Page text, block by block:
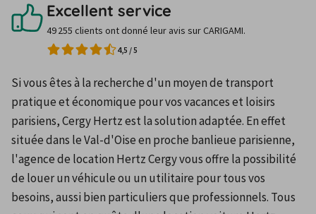
Excellent service
49 255 clients ont donné leur avis sur CARIGAMI.
4,5 /5
Si vous êtes à la recherche d'un moyen de transport
pratique et économique pour vos vacances et loisirs
parisiens, Cergy Hertz est la solution adaptée. En effet
située dans le Val-d'Oise en proche banlieue parisienne,
l'agence de location Hertz Cergy vous offre la possibilité
de louer un véhicule ou un utilitaire pour tous vos
besoins, aussi bien particuliers que professionnels. Tous